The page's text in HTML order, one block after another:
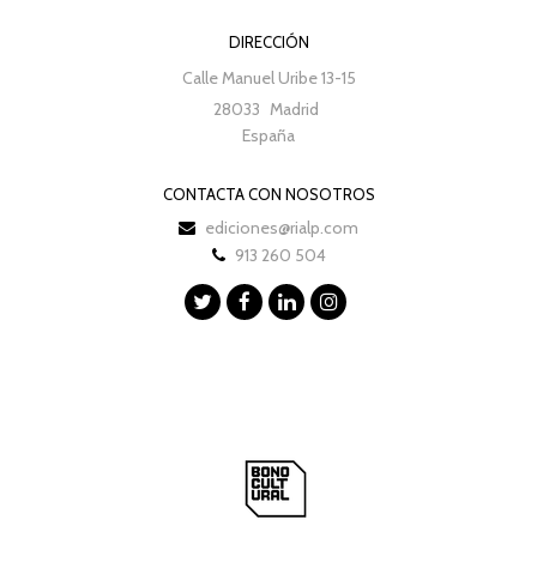
DIRECCIÓN
Calle Manuel Uribe 13-15
28033 Madrid
España
CONTACTA CON NOSOTROS
ediciones@rialp.com
913 260 504